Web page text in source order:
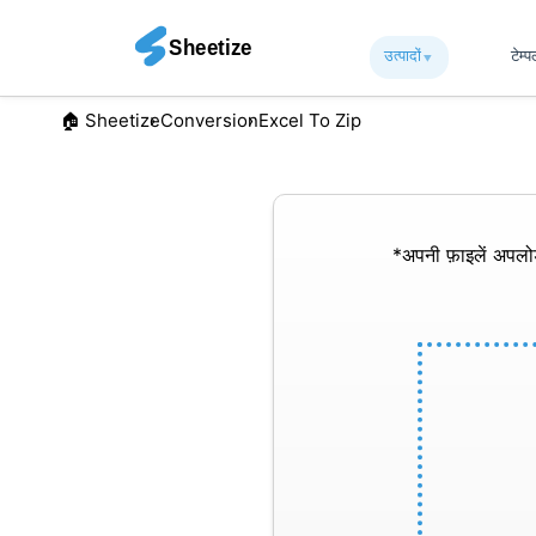
उत्पादों▾︎
🏠︎ SheetizeConversionExcel To Zip
*अपनी फ़ाइलें